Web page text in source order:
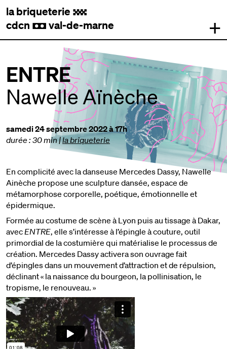
la briqueterie .
cdcn , val-de-marne +
ENTRE
Nawelle Aïnèche
samedi 24 septembre 2022 à 17h
durée : 30 min|la briqueterie
En complicité avec la danseuse Mercedes Dassy, Nawelle
Ainèche propose une sculpture dansée, espace de
métamorphose corporelle, poétique, émotionnelle et
épidermique.
Formée au costume de scène à Lyon puis au tissage à Dakar,
avecENTRE, elle s’intéresse à l’épingle à couture, outil
primordial de la costumière qui matérialise le processus de
création. Mercedes Dassy activera son ouvrage fait
d’épingles dans un mouvement d’attraction et de répulsion,
déclinant « la naissance du bourgeon, la pollinisation, le
tropisme, le renouveau. »